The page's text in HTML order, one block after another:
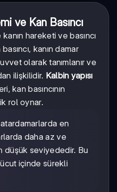
ve Kan Basıncı
hareketi ve basıncı
kanın damar
olarak tanımlanır ve
ilişkilidir. Kalbin yapısı
kan basıncının
rol oynar.
atardamarlarda en
daha az ve
düşük seviyededir. Bu
içinde sürekli